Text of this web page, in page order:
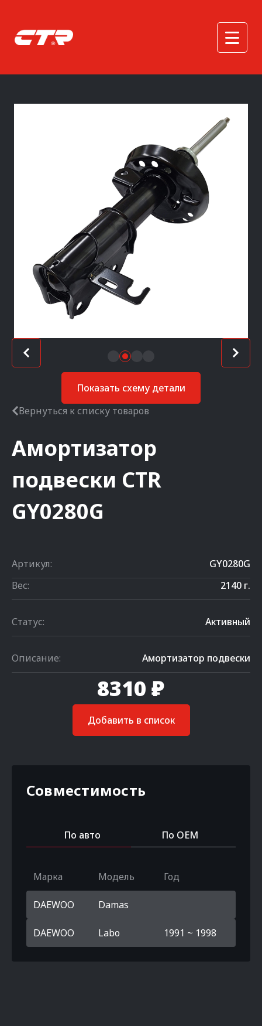
Показать схему детали
Вернуться к списку товаров
Амортизатор
подвески CTR
GY0280G
Артикул:
GY0280G
Вес:
2140 г.
Статус: Активный
Описание: Амортизатор подвески
8310 ₽
Добавить в список
Совместимость
По авто По OEM
Марка Модель Год
DAEWOO Damas
DAEWOO Labo 1991 ~ 1998